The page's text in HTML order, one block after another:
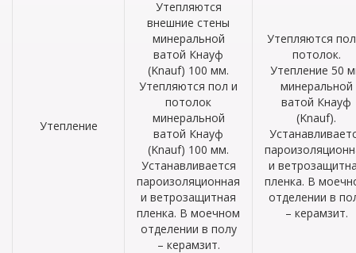
Утепление
Утепляются
внешние стены
минеральной
ватой Кнауф
(Knauf) 100 мм.
Утепляются пол и
потолок
минеральной
ватой Кнауф
(Knauf) 100 мм.
Устанавливается
пароизоляционная
и ветрозащитная
пленка. В моечном
отделении в полу
– керамзит.
Утепляются
потолок.
Утепление 50
минеральной
ватой Кнауф
(Knauf).
и
пленка. В
отделении в
– керамзит.